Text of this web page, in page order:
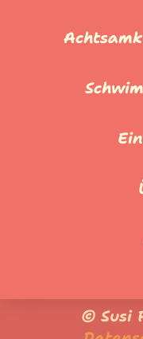
© Susi